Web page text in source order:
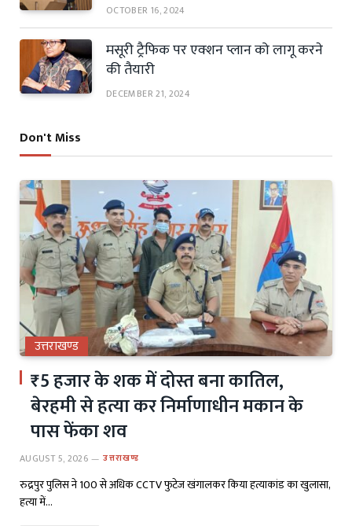
OCTOBER 16, 2024
मसूरी ट्रैफिक पर एक्शन प्लान को लागू करने
की तैयारी
DECEMBER 21, 2024
Don't Miss
उत्तराखण्ड
₹5 हजार के शक में दोस्त बना कातिल,
बेरहमी से हत्या कर निर्माणाधीन मकान के
पास फेंका शव
AUGUST 5, 2026 उत्तराखण्ड
रुद्रपुर पुलिस ने 100 से अधिक CCTV फुटेज खंगालकर किया हत्याकांड का खुलासा,
हत्या में…